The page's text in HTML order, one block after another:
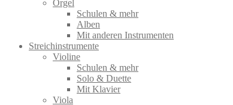
Orgel
Schulen & mehr
Alben
Mit anderen Instrumenten
Streichinstrumente
Violine
Schulen & mehr
Solo & Duette
Mit Klavier
Viola